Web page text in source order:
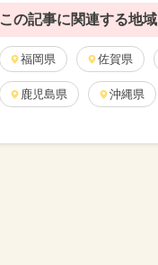
この記事に関連する地域
福岡県 佐賀県
鹿児島県 沖縄県